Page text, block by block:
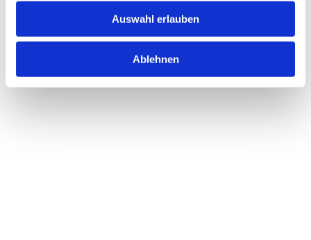
Auswahl erlauben
Ablehnen